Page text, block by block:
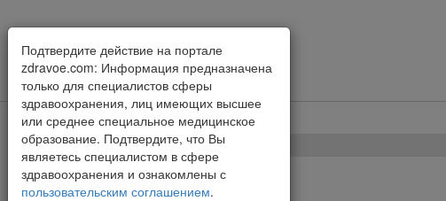
Подтвердите действие на портале
zdravoe.com: Информация предназначена
только для специалистов сферы
здравоохранения, лиц имеющих высшее
или среднее специальное медицинское
образование. Подтвердите, что Вы
являетесь специалистом в сфере
здравоохранения и ознакомлены с
пользовательским соглашением.